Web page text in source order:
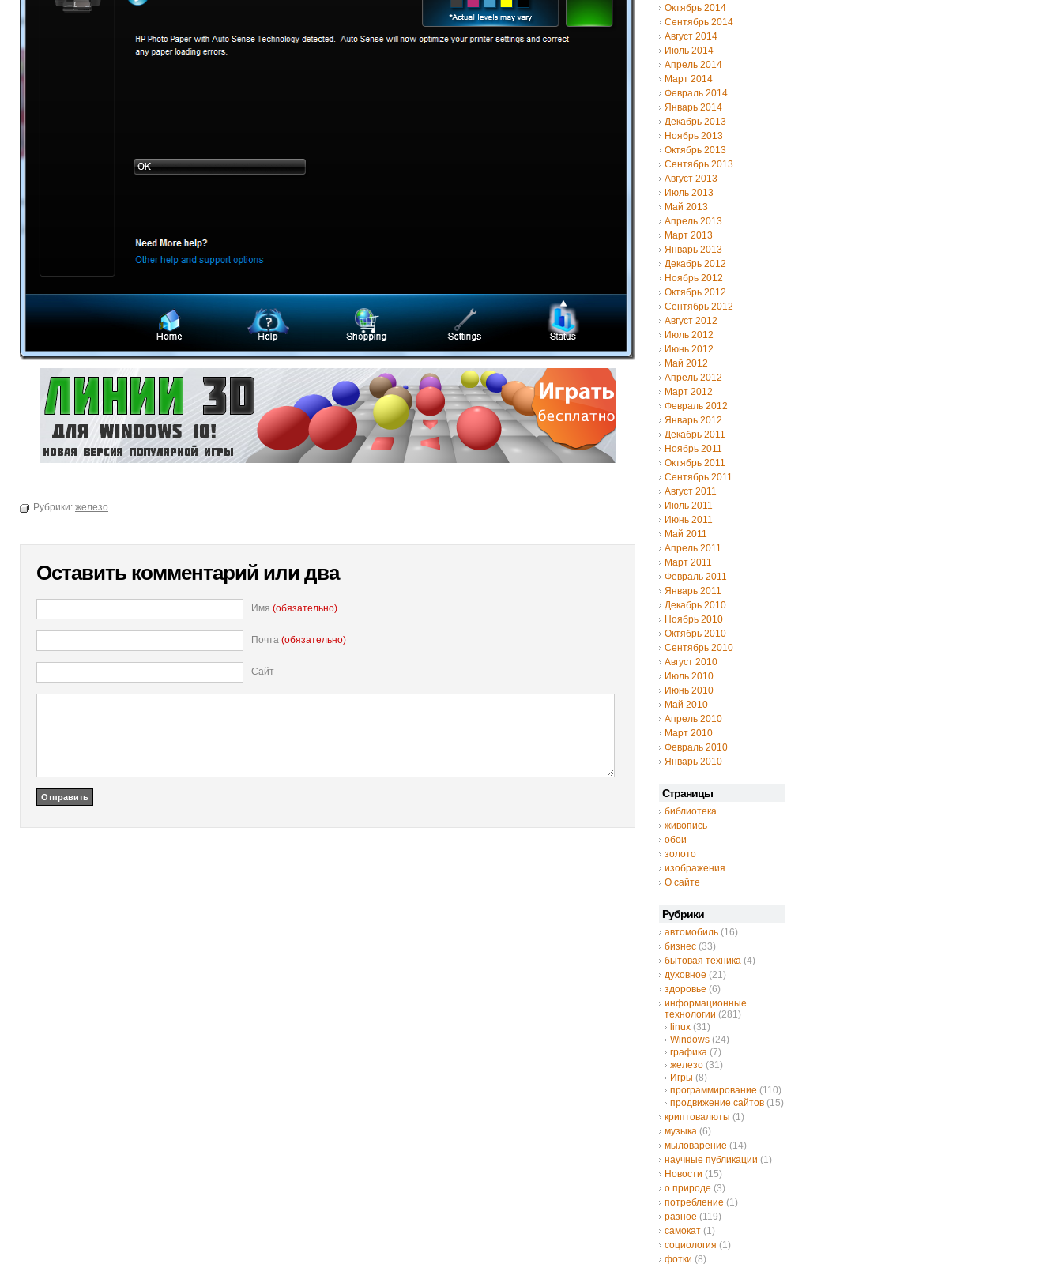
Октябрь 2014
Сентябрь 2014
Август 2014
Июль 2014
Апрель 2014
Март 2014
Февраль 2014
Январь 2014
Декабрь 2013
Ноябрь 2013
Октябрь 2013
Сентябрь 2013
Август 2013
Июль 2013
Май 2013
Апрель 2013
Март 2013
Январь 2013
Декабрь 2012
Ноябрь 2012
Октябрь 2012
Сентябрь 2012
Август 2012
Июль 2012
Июнь 2012
Май 2012
Апрель 2012
Март 2012
Февраль 2012
Январь 2012
Декабрь 2011
Ноябрь 2011
Октябрь 2011
Сентябрь 2011
Август 2011
Июль 2011
Июнь 2011
Май 2011
Апрель 2011
Март 2011
Февраль 2011
Январь 2011
Декабрь 2010
Ноябрь 2010
Октябрь 2010
Сентябрь 2010
Август 2010
Июль 2010
Июнь 2010
Май 2010
Апрель 2010
Март 2010
Февраль 2010
Январь 2010
Страницы
библиотека
живопись
обои
золото
изображения
О сайте
Рубрики
автомобиль (16)
бизнес (33)
бытовая техника (4)
духовное (21)
здоровье (6)
информационные
технологии (281)
linux (31)
Windows (24)
графика (7)
железо (31)
Игры (8)
программирование (110)
продвижение сайтов (15)
криптовалюты (1)
музыка (6)
мыловарение (14)
научные публикации (1)
Новости (15)
о природе (3)
потребление (1)
разное (119)
самокат (1)
социология (1)
фотки (8)
Рубрики: железо
Оставить комментарий или два
Имя (обязательно)
Почта (обязательно)
Сайт